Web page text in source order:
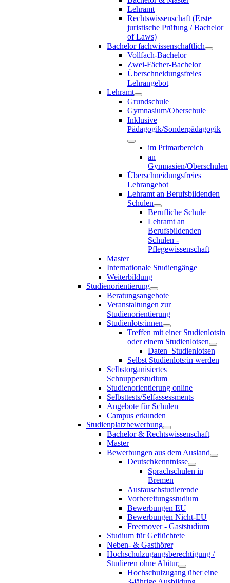
Lehramt
Rechtswissenschaft (Erste
juristische Prüfung / Bachelor
of Laws)
Bachelor fachwissenschaftlich
Vollfach-Bachelor
Zwei-Fächer-Bachelor
Überschneidungsfreies
Lehrangebot
Lehramt
Grundschule
Gymnasium/Oberschule
Inklusive
Pädagogik/Sonderpädagogik
im Primarbereich
an
Gymnasien/Oberschulen
Überschneidungsfreies
Lehrangebot
Lehramt an Berufsbildenden
Schulen
Berufliche Schule
Lehramt an
Berufsbildenden
Schulen -
Pflegewissenschaft
Master
Internationale Studiengänge
Weiterbildung
Studienorientierung
Beratungsangebote
Veranstaltungen zur
Studienorientierung
Studienlots:innen
Treffen mit einer Studienlotsin
oder einem Studienlotsen
Daten_Studienlotsen
Selbst Studienlots:in werden
Selbstorganisiertes
Schnupperstudium
Studienorientierung online
Selbsttests/Selfassessments
Angebote für Schulen
Campus erkunden
Studienplatzbewerbung
Bachelor & Rechtswissenschaft
Master
Bewerbungen aus dem Ausland
Deutschkenntnisse
Sprachschulen in
Bremen
Austauschstudierende
Vorbereitungsstudium
Bewerbungen EU
Bewerbungen Nicht-EU
Freemover - Gaststudium
Studium für Geflüchtete
Neben- & Gasthörer
Hochschulzugangsberechtigung /
Studieren ohne Abitur
Hochschulzugang über eine